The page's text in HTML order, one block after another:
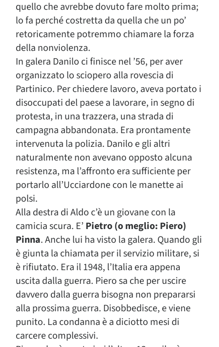
quello che avrebbe dovuto fare molto prima;
lo fa perché costretta da quella che un po’
retoricamente potremmo chiamare la forza
della nonviolenza.
In galera Danilo ci finisce nel ’56, per aver
organizzato lo sciopero alla rovescia di
Partinico. Per chiedere lavoro, aveva portato i
disoccupati del paese a lavorare, in segno di
protesta, in una trazzera, una strada di
campagna abbandonata. Era prontamente
intervenuta la polizia. Danilo e gli altri
naturalmente non avevano opposto alcuna
resistenza, ma l’affronto era sufficiente per
portarlo all’Ucciardone con le manette ai
polsi.
Alla destra di Aldo c’è un giovane con la
camicia scura. E’ Pietro (o meglio: Piero)
Pinna. Anche lui ha visto la galera. Quando gli
è giunta la chiamata per il servizio militare, si
è rifiutato. Era il 1948, l’Italia era appena
uscita dalla guerra. Piero sa che per uscire
davvero dalla guerra bisogna non prepararsi
alla prossima guerra. Disobbedisce, e viene
punito. La condanna è a diciotto mesi di
carcere complessivi.